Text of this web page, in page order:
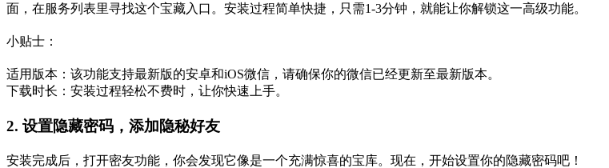
面，在服务列表里寻找这个宝藏入口。安装过程简单快捷，只需1-3分钟，就能让你解锁这一高级功能。
小贴士：
适用版本：该功能支持最新版的安卓和iOS微信，请确保你的微信已经更新至最新版本。
下载时长：安装过程轻松不费时，让你快速上手。
2. 设置隐藏密码，添加隐秘好友
安装完成后，打开密友功能，你会发现它像是一个充满惊喜的宝库。现在，开始设置你的隐藏密码吧！